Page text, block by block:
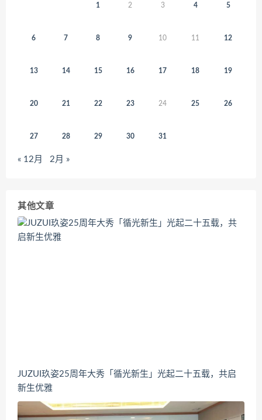
1 2 3 4 5
6 7 8 9 10 11 12
13 14 15 16 17 18 19
20 21 22 23 24 25 26
27 28 29 30 31
« 12月 2月 »
其他文章
JUZUI玖姿25周年大秀「循光新生」光起二十五载，共启
新生优雅